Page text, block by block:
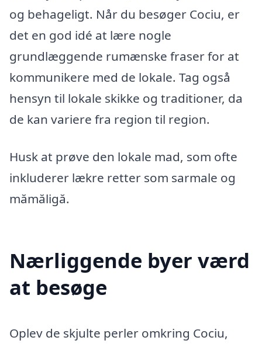
og behageligt. Når du besøger Cociu, er
det en god idé at lære nogle
grundlæggende rumænske fraser for at
kommunikere med de lokale. Tag også
hensyn til lokale skikke og traditioner, da
de kan variere fra region til region.
Husk at prøve den lokale mad, som ofte
inkluderer lækre retter som sarmale og
mămăligă.
Nærliggende byer værd
at besøge
Oplev de skjulte perler omkring Cociu,